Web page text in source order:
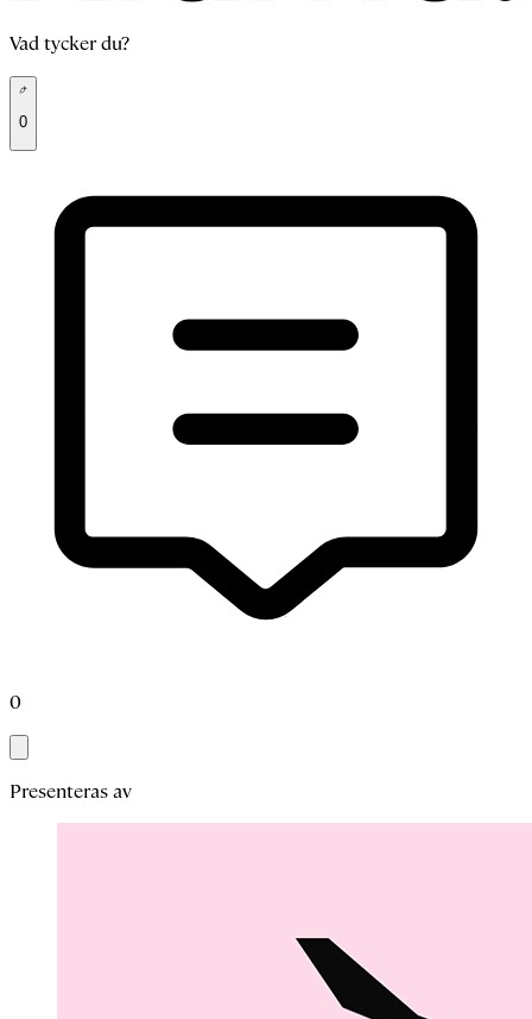
Vad tycker du?
0
0
Presenteras av